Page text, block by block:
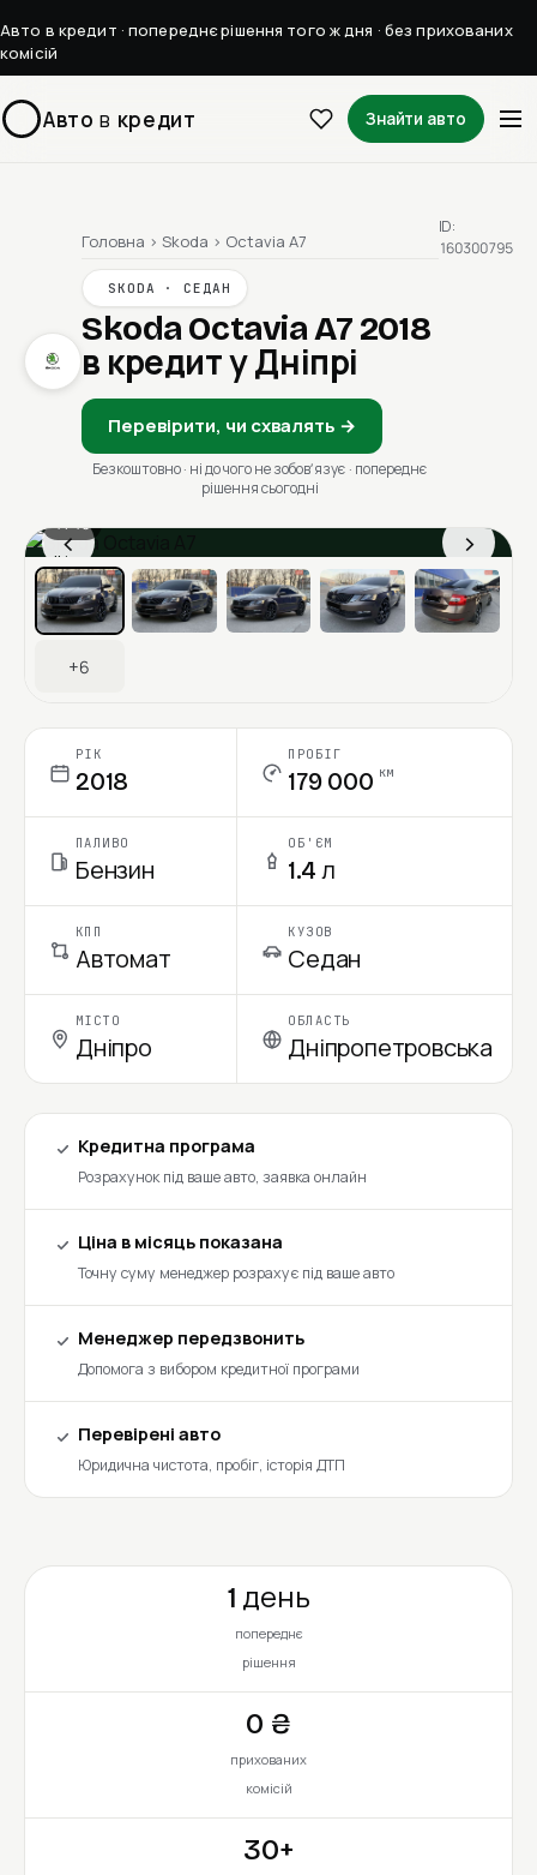
Авто в кредит · попереднє рішення того ж дня · без прихованих
комісій
Авто в кредит Знайти авто
Головна › Skoda › Octavia A7
SKODA · СЕДАН
Skoda Octavia A7 2018
в кредит у Дніпрі
Перевірити, чи схвалять →
Безкоштовно · ні до чого не зобовʼязує · попереднє
рішення сьогодні
ID:
160300795
‹ ›
1 / 13
Ціна в місяць
+6
РІК
2018
ПРОБІГ
179 000 км
ПАЛИВО
Бензин
ОБ'ЄМ
1.4 л
КПП
Автомат
КУЗОВ
Седан
МІСТО
Дніпро
ОБЛАСТЬ
Дніпропетровська
Кредитна програма
Розрахунок під ваше авто, заявка онлайн
Ціна в місяць показана
Точну суму менеджер розрахує під ваше авто
Менеджер передзвонить
Допомога з вибором кредитної програми
Перевірені авто
Юридична чистота, пробіг, історія ДТП
1 день
попереднє
рішення
0 ₴
прихованих
комісій
30+